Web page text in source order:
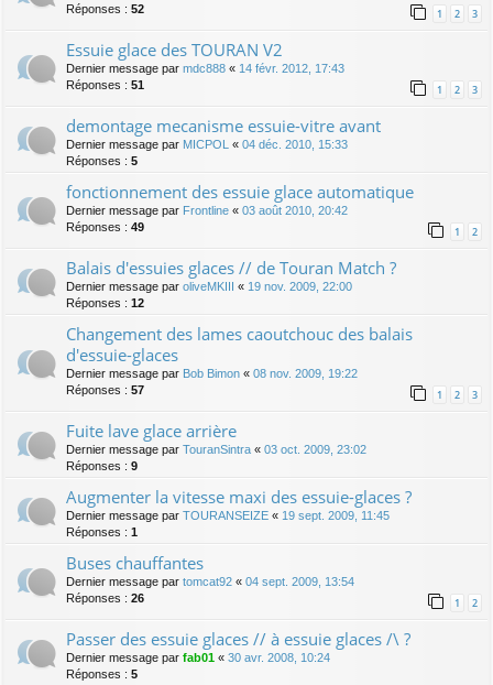
Réponses : 52 1 2 3
Essuie glace des TOURAN V2
Dernier message par mdc888 « 14 févr. 2012, 17:43
Réponses : 51 1 2 3
demontage mecanisme essuie-vitre avant
Dernier message par MICPOL « 04 déc. 2010, 15:33
Réponses : 5
fonctionnement des essuie glace automatique
Dernier message par Frontline « 03 août 2010, 20:42
Réponses : 49 1 2
Balais d'essuies glaces // de Touran Match ?
Dernier message par oliveMKIII « 19 nov. 2009, 22:00
Réponses : 12
Changement des lames caoutchouc des balais
d'essuie-glaces
Dernier message par Bob Bimon « 08 nov. 2009, 19:22
Réponses : 57 1 2 3
Fuite lave glace arrière
Dernier message par TouranSintra « 03 oct. 2009, 23:02
Réponses : 9
Augmenter la vitesse maxi des essuie-glaces ?
Dernier message par TOURANSEIZE « 19 sept. 2009, 11:45
Réponses : 1
Buses chauffantes
Dernier message par tomcat92 « 04 sept. 2009, 13:54
Réponses : 26 1 2
Passer des essuie glaces // à essuie glaces /\ ?
Dernier message par fab01 « 30 avr. 2008, 10:24
Réponses : 5